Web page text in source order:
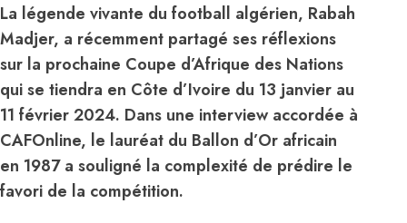
La légende vivante du football algérien, Rabah
Madjer, a récemment partagé ses réflexions
sur la prochaine Coupe d’Afrique des Nations
qui se tiendra en Côte d’Ivoire du 13 janvier au
11 février 2024. Dans une interview accordée à
CAFOnline, le lauréat du Ballon d’Or africain
en 1987 a souligné la complexité de prédire le
favori de la compétition.